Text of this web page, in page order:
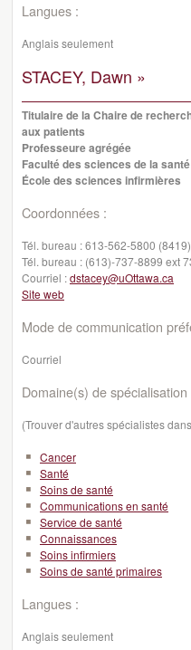
Langues :
Anglais seulement
STACEY, Dawn »
Titulaire de la Chaire de
aux patients
Professeure agrégée
Faculté des sciences de la santé
École des sciences infirmières
Coordonnées :
Tél. bureau :613-562-5800 (8419)
Tél. bureau : (613)-737-8899 ext
Courriel :dstacey@uOttawa.ca
Site web
Mode de communication
Courriel
Domaine(s) de spécialisation
(Trouver d'autres spécialistes
Cancer
Santé
Soins de santé
Communications en santé
Service de santé
Connaissances
Soins infirmiers
Soins de santé primaires
Langues :
Anglais seulement